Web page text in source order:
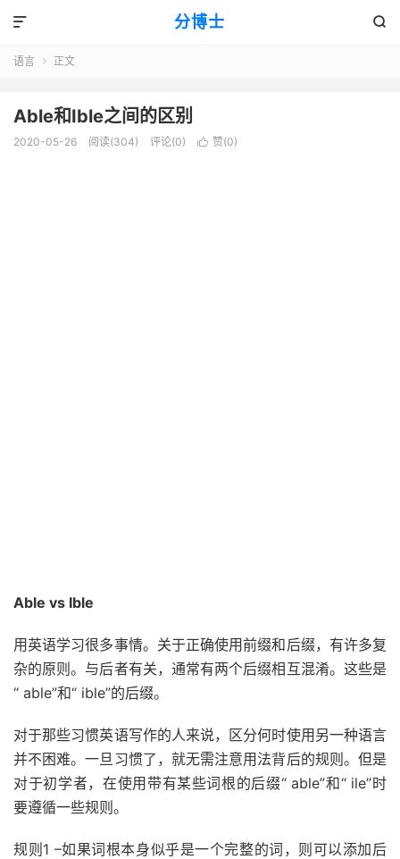
分博士 

语言  正文
Able和Ible之间的区别
2020-05-26 阅读(304) 评论(0)  赞(0)
Able vs Ible
用英语学习很多事情。关于正确使用前缀和后缀，有许多复
杂的原则。与后者有关，通常有两个后缀相互混淆。这些是
“ able”和“ ible”的后缀。
对于那些习惯英语写作的人来说，区分何时使用另一种语言
并不困难。一旦习惯了，就无需注意用法背后的规则。但是
对于初学者，在使用带有某些词根的后缀“ able”和“ ile”时
要遵循一些规则。
规则1 –如果词根本身似乎是一个完整的词，则可以添加后